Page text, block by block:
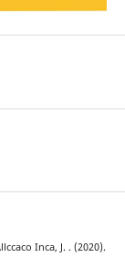
Inca, J. . (2020).